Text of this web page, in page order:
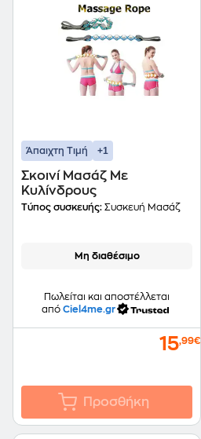
Άπαιχτη Τιμή +1
Σκοινί Μασάζ Με
Κυλίνδρους
Τύπος συσκευής: Συσκευή Μασάζ
Μη διαθέσιμο
Πωλείται και αποστέλλεται
από Ciel4me.gr
15,99€
Προσθήκη